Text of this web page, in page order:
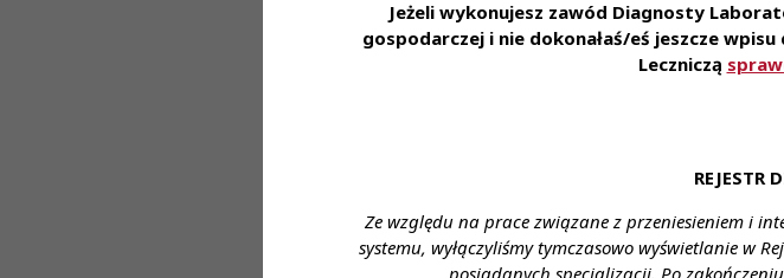
Jeżeli wykonujesz zawód Diagnosty
gospodarczej i nie dokonałaś/eś jeszcze
Leczniczą
REJESTR
Ze względu na prace związane z przeniesieniem i
systemu, wyłączyliśmy tymczasowo wyświetlanie w
kandydata
· elastyczny grafik uzależniony od dyspozycji
· pracę w nowoczesnym laboratorium